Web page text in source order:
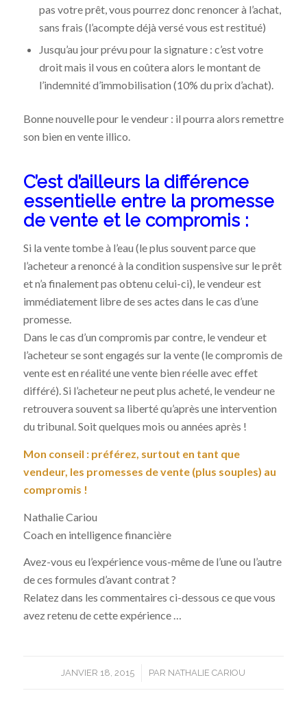
pas votre prêt, vous pourrez donc renoncer à l’achat,
sans frais (l’acompte déjà versé vous est restitué)
Jusqu’au jour prévu pour la signature : c’est votre
droit mais il vous en coûtera alors le montant de
l’indemnité d’immobilisation (10% du prix d’achat).
Bonne nouvelle pour le vendeur : il pourra alors remettre
son bien en vente illico.
C’est d’ailleurs la différence
essentielle entre la promesse
de vente et le compromis :
Si la vente tombe à l’eau (le plus souvent parce que
l’acheteur a renoncé à la condition suspensive sur le prêt
et n’a finalement pas obtenu celui-ci), le vendeur est
immédiatement libre de ses actes dans le cas d’une
promesse.
Dans le cas d’un compromis par contre, le vendeur et
l’acheteur se sont engagés sur la vente (le compromis de
vente est en réalité une vente bien réelle avec effet
différé). Si l’acheteur ne peut plus acheté, le vendeur ne
retrouvera souvent sa liberté qu’après une intervention
du tribunal. Soit quelques mois ou années après !
Mon conseil : préférez, surtout en tant que
vendeur, les promesses de vente (plus souples) au
compromis !
Nathalie Cariou
Coach en intelligence financière
Avez-vous eu l’expérience vous-même de l’une ou l’autre
de ces formules d’avant contrat ?
Relatez dans les commentaires ci-dessous ce que vous
avez retenu de cette expérience …
JANVIER 18, 2015
/ PAR NATHALIE CARIOU